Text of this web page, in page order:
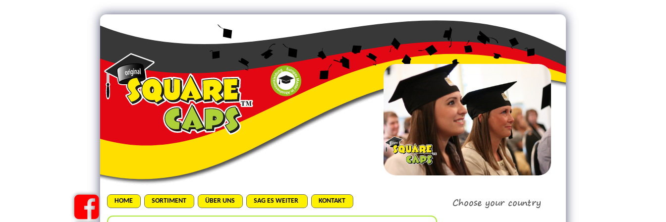
HOME SORTIMENT ÜBER UNS SAG ES WEITER KONTAKT